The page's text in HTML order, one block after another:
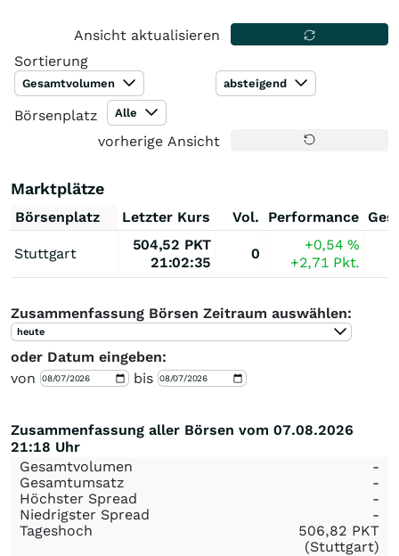
Ansicht aktualisieren
Sortierung
Gesamtvolumen absteigend
Börsenplatz Alle
vorherige Ansicht
Marktplätze
Börsenplatz Letzter Kurs Vol. Performance
Stuttgart
504,52 PKT
21:02:35
0
+0,54%
+2,71 Pkt.
Zusammenfassung Börsen Zeitraum auswählen:
heute
oder Datum eingeben:
von
bis
Zusammenfassung aller Börsen vom 07.08.2026
21:18 Uhr
Gesamtvolumen
-
Gesamtumsatz
-
Höchster Spread
-
Niedrigster Spread
-
Tageshoch
506,82 PKT
(Stuttgart)